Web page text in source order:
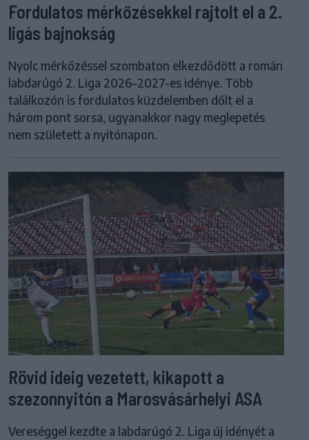
Fordulatos mérkőzésekkel rajtolt el a 2.
ligás bajnokság
Nyolc mérkőzéssel szombaton elkezdődött a román
labdarúgó 2. Liga 2026–2027-es idénye. Több
találkozón is fordulatos küzdelemben dőlt el a
három pont sorsa, ugyanakkor nagy meglepetés
nem született a nyitónapon.
Rövid ideig vezetett, kikapott a
szezonnyitón a Marosvásárhelyi ASA
Vereséggel kezdte a labdarúgó 2. Liga új idényét a